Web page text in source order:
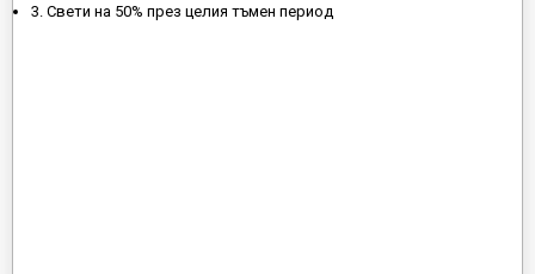
3. Свети на 50% през целия тъмен период